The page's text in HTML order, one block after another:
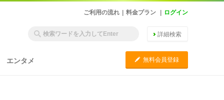
ご利用の流れ 料金プラン ログイン
詳細検索
エンタメ C 無料会員登録